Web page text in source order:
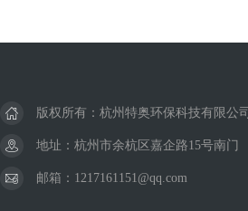
版权所有：杭州特奥环保科技有限公司
地址：杭州市余杭区嘉企路15号南门
邮箱：1217161151@qq.com